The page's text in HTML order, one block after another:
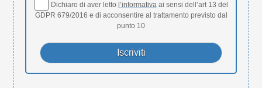
Dichiaro di aver letto l’informativaai sensi dell’art 13 del
GDPR 679/2016 e di acconsentire al trattamento previsto dal
punto 10